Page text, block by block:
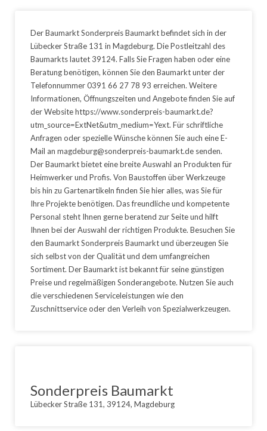
Der Baumarkt Sonderpreis Baumarkt befindet sich in der
Lübecker Straße 131 in Magdeburg. Die Postleitzahl des
Baumarkts lautet 39124. Falls Sie Fragen haben oder eine
Beratung benötigen, können Sie den Baumarkt unter der
Telefonnummer 0391 66 27 78 93 erreichen. Weitere
Informationen, Öffnungszeiten und Angebote finden Sie auf
der Website https://www.sonderpreis-baumarkt.de?
utm_source=ExtNet&utm_medium=Yext. Für schriftliche
Anfragen oder spezielle Wünsche können Sie auch eine E-
Mail an magdeburg@sonderpreis-baumarkt.de senden.
Der Baumarkt bietet eine breite Auswahl an Produkten für
Heimwerker und Profis. Von Baustoffen über Werkzeuge
bis hin zu Gartenartikeln finden Sie hier alles, was Sie für
Ihre Projekte benötigen. Das freundliche und kompetente
Personal steht Ihnen gerne beratend zur Seite und hilft
Ihnen bei der Auswahl der richtigen Produkte. Besuchen Sie
den Baumarkt Sonderpreis Baumarkt und überzeugen Sie
sich selbst von der Qualität und dem umfangreichen
Sortiment. Der Baumarkt ist bekannt für seine günstigen
Preise und regelmäßigen Sonderangebote. Nutzen Sie auch
die verschiedenen Serviceleistungen wie den
Zuschnittservice oder den Verleih von Spezialwerkzeugen.
Sonderpreis Baumarkt
Lübecker Straße 131, 39124, Magdeburg